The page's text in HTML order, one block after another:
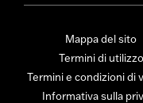
Mappa del sito
Termini di utilizzo
Termini e condizioni di
Informativa sulla